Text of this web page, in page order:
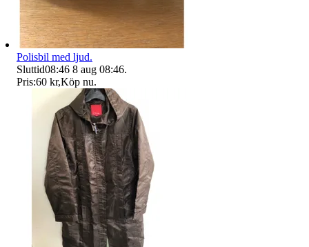
Polisbil med ljud.
Sluttid08:46 8 aug 08:46.
Pris:60 kr,Köp nu.